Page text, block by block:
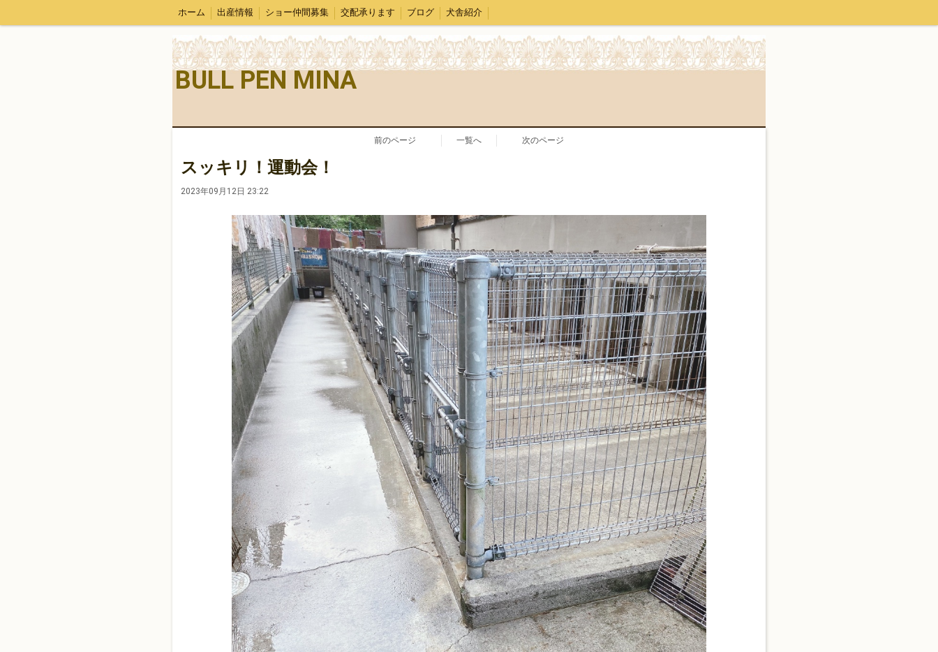
ホーム 出産情報 ショー仲間募集 交配承ります ブログ 犬舎紹介
BULL PEN MINA
前のページ 一覧へ 次のページ
スッキリ！運動会！
2023年09月12日 23:22